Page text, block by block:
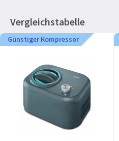
Vergleichstabelle
Günstiger Kompressor